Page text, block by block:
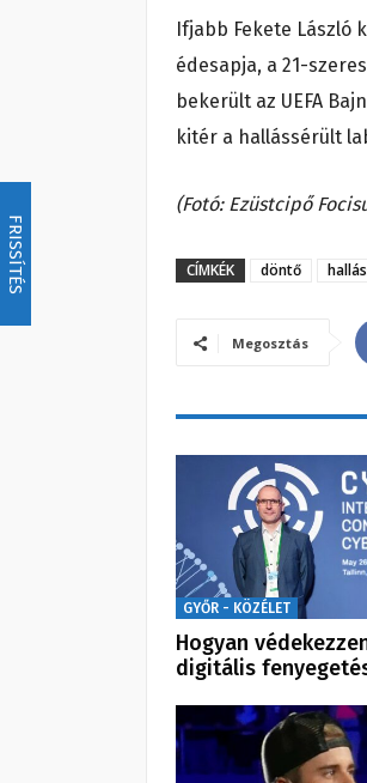
FRISSÍTÉS
Ifjabb Fekete
édesapja, a 21-
bekerült az UEFA
kitér a hallássérült
(Fotó: Ezüstcipő
CÍMKÉK döntő
Megosztás
GYŐR - KÖZÉLET
Hogyan
digitális